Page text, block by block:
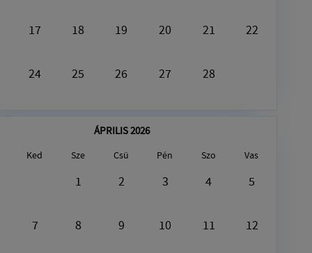
17 18 19 20 21 22
24 25 26 27 28
ÁPRILIS 2026
Ked Sze Csü Pén Szo Vas
1 2 3 4 5
7 8 9 10 11 12